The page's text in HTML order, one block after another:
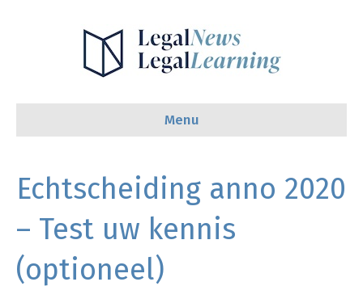
Menu
Echtscheiding anno 2020
– Test uw kennis
(optioneel)